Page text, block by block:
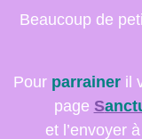
Beaucoup de
Pour parraineril
page S
et l’envoyer